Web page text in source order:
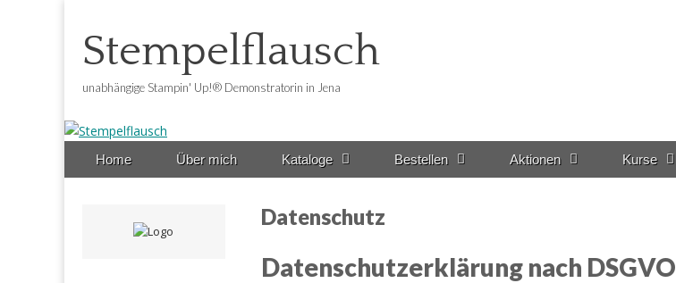
Stempelflausch
unabhängige Stampin' Up!® Demonstratorin in Jena
Home Über mich Kataloge Bestellen Aktionen Kurse
Datenschutz
Datenschutzerklärung nach DSGVO